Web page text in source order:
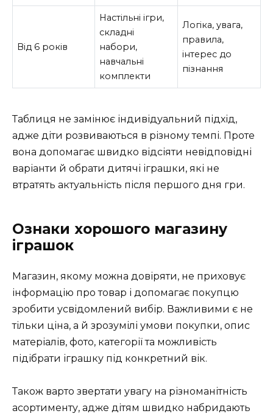
Від 6 років
Настільні ігри,
складні
набори,
навчальні
комплекти
Логіка, увага,
правила,
інтерес до
пізнання
Таблиця не замінює індивідуальний підхід,
адже діти розвиваються в різному темпі. Проте
вона допомагає швидко відсіяти невідповідні
варіанти й обрати дитячі іграшки, які не
втратять актуальність після першого дня гри.
Ознаки хорошого магазину
іграшок
Магазин, якому можна довіряти, не приховує
інформацію про товар і допомагає покупцю
зробити усвідомлений вибір. Важливими є не
тільки ціна, а й зрозумілі умови покупки, опис
матеріалів, фото, категорії та можливість
підібрати іграшку під конкретний вік.
Також варто звертати увагу на різноманітність
асортименту, адже дітям швидко набридають